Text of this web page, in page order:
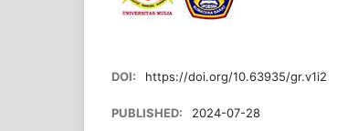
DOI: https://doi.org/10.63935/gr.v1i2
PUBLISHED: 2024-07-28